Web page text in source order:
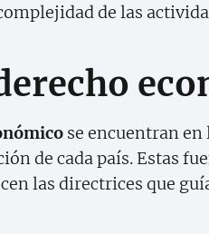
de las
se encuentran
de cada país. Estas
las directrices que